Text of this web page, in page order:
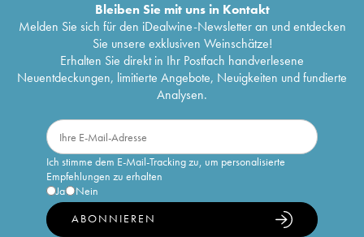
Bleiben Sie mit uns in Kontakt
Melden Sie sich für den iDealwine-Newsletter an und entdecken
Sie unsere exklusiven Weinschätze!
Erhalten Sie direkt in Ihr Postfach handverlesene
Neuentdeckungen, limitierte Angebote, Neuigkeiten und fundierte
Analysen.
Ich stimme dem E-Mail-Tracking zu, um personalisierte
Empfehlungen zu erhalten
Ja
Nein
ABONNIEREN